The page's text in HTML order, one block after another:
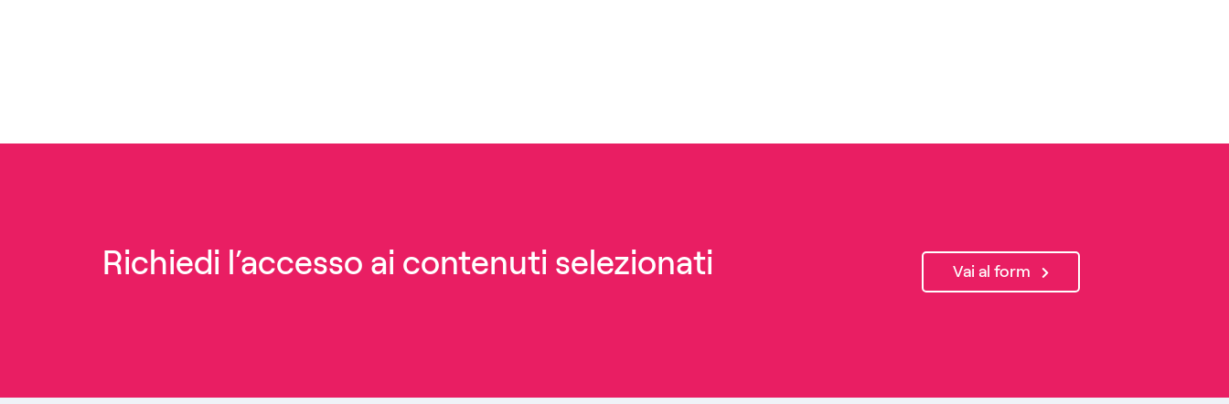
Richiedi l’accesso ai contenuti selezionati Vai al form